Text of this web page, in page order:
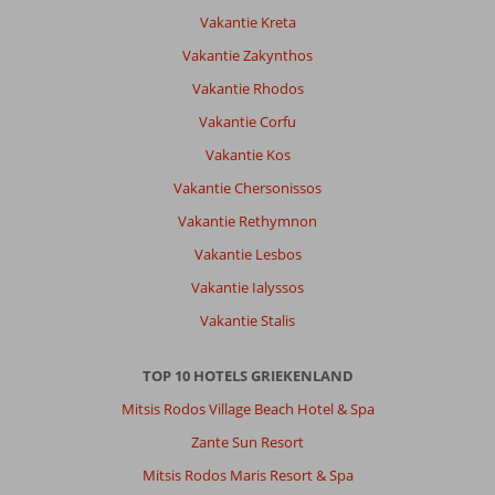
Vakantie Kreta
Vakantie Zakynthos
Vakantie Rhodos
Vakantie Corfu
Vakantie Kos
Vakantie Chersonissos
Vakantie Rethymnon
Vakantie Lesbos
Vakantie Ialyssos
Vakantie Stalis
TOP 10 HOTELS GRIEKENLAND
Mitsis Rodos Village Beach Hotel & Spa
Zante Sun Resort
Mitsis Rodos Maris Resort & Spa